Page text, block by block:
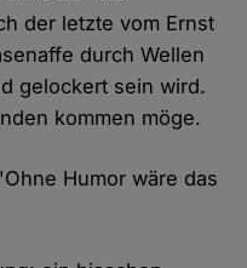
der letzte vom Ernst
durch Wellen
gelockert sein wird.
kommen möge.
Humor wäre das